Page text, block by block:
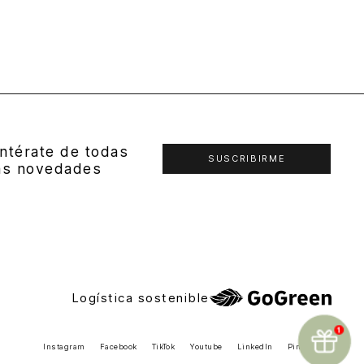
de todas
novedades
SUSCRIBIRME
Logística sostenible
Instagram Facebook TikTok Youtube LinkedIn Pinterest